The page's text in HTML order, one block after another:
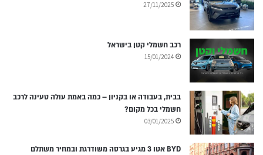
27/11/2025
רכב חשמלי קטן בישראל
15/01/2024
בבית, בעבודה או בקניון – כמה באמת עולה טעינה לרכב
חשמלי בכל מקום?
03/01/2025
BYD אטו 3 מגיע בגרסה משודרגת ובמחיר משתלם